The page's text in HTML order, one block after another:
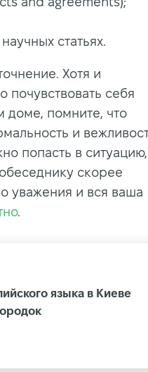
статьях.
Хотя и
почувствовать себя
помните, что
и
попасть в ситуацию,
скорее
уважения и вся ваша
.
языка в Киеве